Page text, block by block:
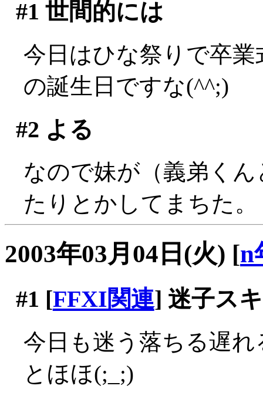
#1 世間的には
今日はひな祭りで卒
の誕生日ですな(^^;)
#2 よる
なので妹が（義弟く
たりとかしてまちた。
2003年03月04日(火) [n
#1 [FFXI関連] 迷子ス
今日も迷う落ちる遅
とほほ(;_;)